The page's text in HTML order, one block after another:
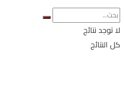
لا توجد نتائج
كل النتائج